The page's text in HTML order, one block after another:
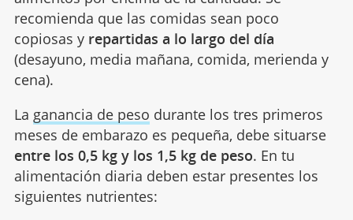
recomienda que las comidas sean poco
copiosas y repartidas a lo largo del día
(desayuno, media mañana, comida, merienda y
cena).
La ganancia de peso durante los tres primeros
meses de embarazo es pequeña, debe situarse
entre los 0,5 kg y los 1,5 kg de peso. En tu
alimentación diaria deben estar presentes los
siguientes nutrientes: